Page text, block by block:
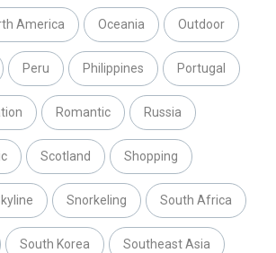
America Oceania Outdoor
Peru Philippines Portugal
Romantic Russia
Scotland Shopping
Snorkeling South Africa
South Korea Southeast Asia